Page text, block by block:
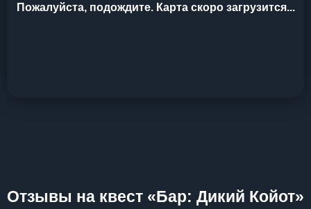
Пожалуйста, подождите. Карта скоро загрузится...
Отзывы на квест «Бар: Дикий Койот»